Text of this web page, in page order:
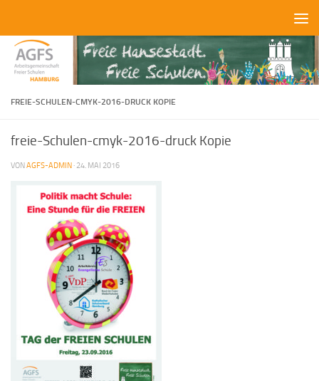
FREIE-SCHULEN-CMYK-2016-DRUCK KOPIE
freie-Schulen-cmyk-2016-druck Kopie
VONAGFS-ADMIN · 24. MAI 2016